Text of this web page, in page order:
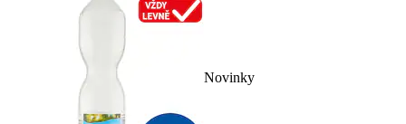
Novinky